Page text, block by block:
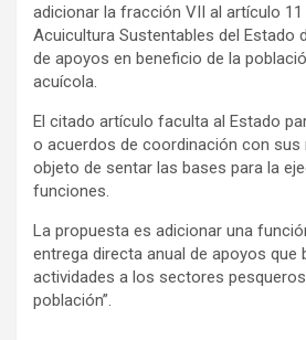
adicionar la fracción VII al artículo
Acuicultura Sustentables del Estado
de apoyos en beneficio de la
acuícola.
El citado artículo faculta al Estado
o acuerdos de coordinación con sus
objeto de sentar las bases para la
funciones.
La propuesta es adicionar una
entrega directa anual de apoyos que
actividades a los sectores
población”.